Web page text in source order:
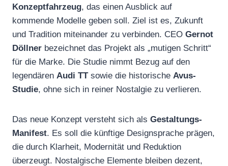
Konzeptfahrzeug, das einen Ausblick auf
kommende Modelle geben soll. Ziel ist es, Zukunft
und Tradition miteinander zu verbinden. CEO Gernot
Döllner bezeichnet das Projekt als „mutigen Schritt“
für die Marke. Die Studie nimmt Bezug auf den
legendären Audi TTsowie die historische Avus-
Studie, ohne sich in reiner Nostalgie zu verlieren.
Das neue Konzept versteht sich als Gestaltungs-
Manifest. Es soll die künftige Designsprache prägen,
die durch Klarheit, Modernität und Reduktion
überzeugt. Nostalgische Elemente bleiben dezent,